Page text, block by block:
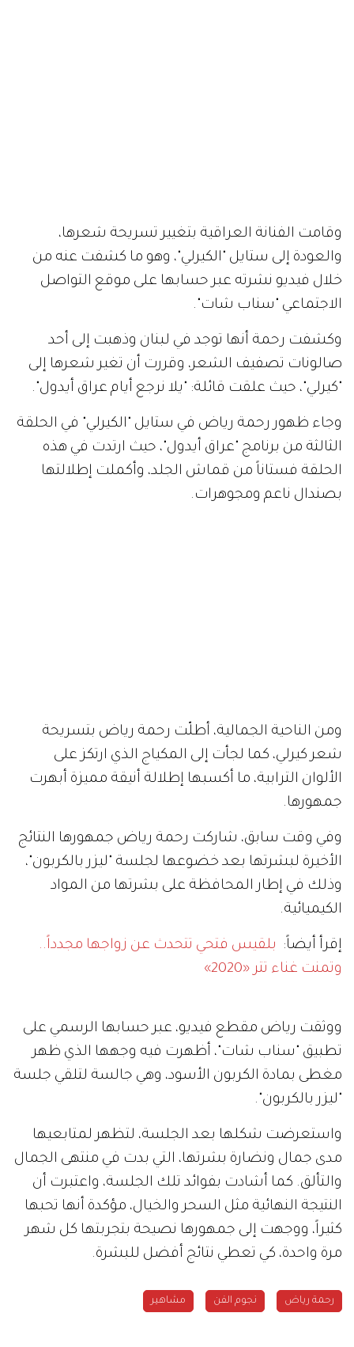
وقامت الفنانة العراقية بتغيير تسريحة شعرها،
والعودة إلى ستايل "الكيرلي"، وهو ما كشفت عنه من
خلال فيديو نشرته عبر حسابها على موقع التواصل
الاجتماعي "سناب شات".
وكشفت رحمة أنها توجد في لبنان وذهبت إلى أحد
صالونات تصفيف الشعر، وقررت أن تغير شعرها إلى
"كيرلي"، حيث علقت قائلة: "يلا نرجع أيام عراق أيدول".
وجاء ظهور رحمة رياض في ستايل "الكيرلي" في الحلقة
الثالثة من برنامج "عراق أيدول"، حيث ارتدت في هذه
الحلقة فستاناً من قماش الجلد، وأكملت إطلالتها
بصندال ناعم ومجوهرات.
ومن الناحية الجمالية، أطلّت رحمة رياض بتسريحة
شعر كيرلي، كما لجأت إلى المكياج الذي ارتكز على
الألوان الترابية، ما أكسبها إطلالة أنيقة مميزة أبهرت
جمهورها.
وفي وقت سابق، شاركت رحمة رياض جمهورها النتائج
الأخيرة لبشرتها بعد خضوعها لجلسة "ليزر بالكربون"،
وذلك في إطار المحافظة على بشرتها من المواد
الكيميائية.
إقرأ أيضاً: بلقيس فتحي تتحدث عن زواجها مجدداً..
وتمنت غناء تتر «2020»
ووثقت رياض مقطع فيديو، عبر حسابها الرسمي على
تطبيق "سناب شات"، أظهرت فيه وجهها الذي ظهر
مغطى بمادة الكربون الأسود، وهي جالسة لتلقي جلسة
"ليزر بالكربون".
واستعرضت شكلها بعد الجلسة، لتظهر لمتابعيها
مدى جمال ونضارة بشرتها، التي بدت في منتهى الجمال
والتألق. كما أشادت بفوائد تلك الجلسة، واعتبرت أن
النتيجة النهائية مثل السحر والخيال، مؤكدة أنها تحبها
كثيراً، ووجهت إلى جمهورها نصيحة بتجربتها كل شهر
مرة واحدة، كي تعطي نتائج أفضل للبشرة.
رحمة رياض نجوم الفن مشاهير